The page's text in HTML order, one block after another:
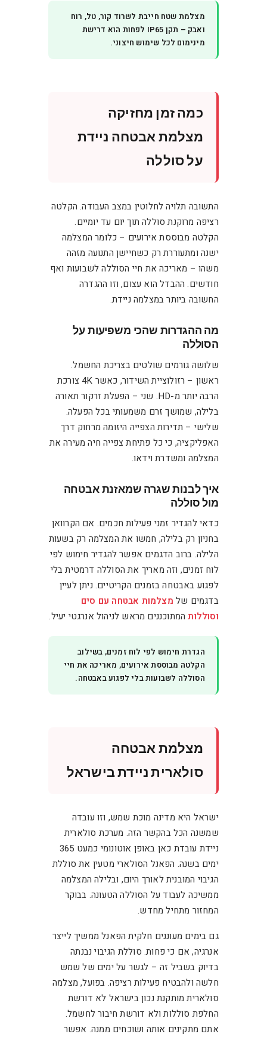
מצלמת שטח חייבת לשרוד קור, טל, רוח
ואבק – תקן IP65 לפחות הוא דרישת
מינימום לכל שימוש חיצוני.
כמה זמן מחזיקה
מצלמת אבטחה ניידת
על סוללה
התשובה תלויה לחלוטין במצב העבודה. הקלטה
רציפה מרוקנת סוללה תוך יום עד יומיים.
הקלטה מבוססת אירועים – כלומר המצלמה
ישנה ומתעוררת רק כשחיישן התנועה מזהה
משהו – מאריכה את חיי הסוללה לשבועות ואף
חודשים. ההבדל הוא עצום, וזו ההגדרה
החשובה ביותר במצלמה ניידת.
מה ההגדרות שהכי משפיעות על
הסוללה
שלושה גורמים שולטים בצריכת החשמל.
ראשון – רזולוציית השידור, כאשר 4K צורכת
הרבה יותר מ-HD. שני – הפעלת זרקור תאורה
בלילה, שמושך זרם משמעותי בכל הפעלה.
שלישי – תדירות הצפייה היזומה מרחוק דרך
האפליקציה, כי כל פתיחת צפייה חיה מעירה את
המצלמה ומשדרת וידאו.
איך לבנות שגרה שמאזנת אבטחה
מול סוללה
כדאי להגדיר זמני פעילות חכמים. אם הקרוואן
בחניון רק בלילה, חמשו את המצלמה רק בשעות
הלילה. ברוב הדגמים אפשר להגדיר חימוש לפי
לוח זמנים, וזה מאריך את הסוללה דרמטית בלי
לפגוע באבטחה בזמנים הקריטיים. ניתן לעיין
בדגמים של מצלמות אבטחה עם סים
וסוללותהמתוכננים מראש לניהול אנרגטי יעיל.
הגדרת חימוש לפי לוח זמנים, בשילוב
הקלטה מבוססת אירועים, מאריכה את חיי
הסוללה לשבועות בלי לפגוע באבטחה.
מצלמת אבטחה
סולארית ניידת בישראל
ישראל היא מדינה מוכת שמש, וזו עובדה
שמשנה הכל בהקשר הזה. מערכת סולארית
ניידת עובדת כאן באופן אוטונומי כמעט 365
ימים בשנה. הפאנל הסולארי מטעין את סוללת
הגיבוי המובנית לאורך היום, ובלילה המצלמה
ממשיכה לעבוד על הסוללה הטעונה. בבוקר
המחזור מתחיל מחדש.
גם בימים מעוננים חלקית הפאנל ממשיך לייצר
אנרגיה, אם כי פחות. סוללת הגיבוי נבנתה
בדיוק בשביל זה – לגשר על ימים של שמש
חלשה ולהבטיח פעילות רציפה. בפועל, מצלמה
סולארית מותקנת נכון בישראל לא דורשת
החלפת סוללות ולא דורשת חיבור לחשמל.
אתם מתקינים אותה ושוכחים ממנה. אפשר